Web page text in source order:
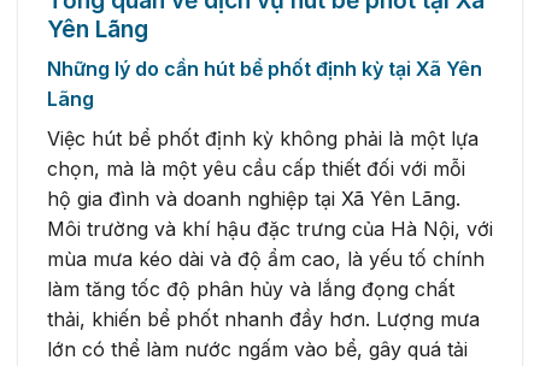
Yên Lãng
Những lý do cần hút bể phốt định kỳ tại Xã Yên
Lãng
Việc hút bể phốt định kỳ không phải là một lựa
chọn, mà là một yêu cầu cấp thiết đối với mỗi
hộ gia đình và doanh nghiệp tại Xã Yên Lãng.
Môi trường và khí hậu đặc trưng của Hà Nội, với
mùa mưa kéo dài và độ ẩm cao, là yếu tố chính
làm tăng tốc độ phân hủy và lắng đọng chất
thải, khiến bể phốt nhanh đầy hơn. Lượng mưa
lớn có thể làm nước ngấm vào bể, gây quá tải